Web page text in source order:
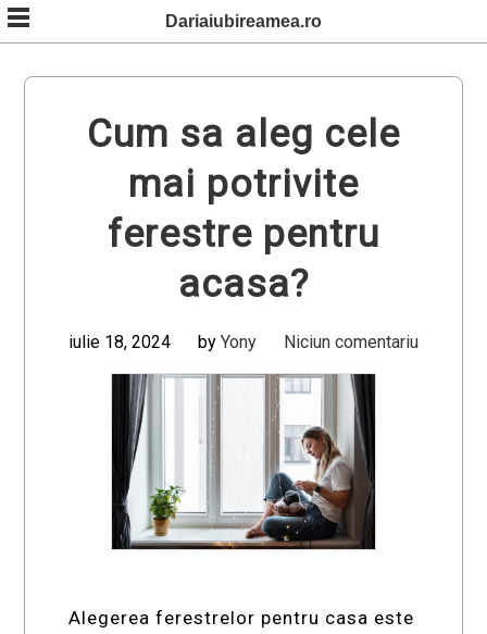
Skip
to
content
Dariaiubireamea.ro
Cum sa aleg cele
mai potrivite
ferestre pentru
acasa?
iulie 18, 2024 by Yony Niciun comentariu
Alegerea ferestrelor pentru casa este